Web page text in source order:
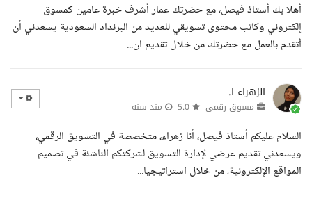
أهلا بك أستاذ فيصل، مع حضرتك عمار أشرف خبرة عامين كمسوق
إلكتروني وكاتب محتوى تسويقي للعديد من البرنداد السعودية يسعدني أن
أتقدم بالعمل مع حضرتك من خلال تقديم ان...
الزهراء ا.
مسوق رقمي منذ سنة
السلام عليكم أستاذ فيصل، أنا زهراء، متخصصة في التسويق الرقمي،
ويسعدني تقديم عرضي لإدارة التسويق لشركتكم الناشئة في تصميم
المواقع الإلكترونية، من خلال استراتيجيا...